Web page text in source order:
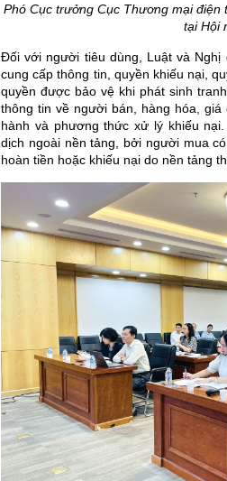
Phó Cục trưởng Cục Thương mại
tại Hội
Đối với người tiêu dùng, Luật và
cung cấp thông tin, quyền khiếu nại,
quyền được bảo vệ khi phát sinh
thông tin về người bán, hàng hóa,
hành và phương thức xử lý khiếu
dịch ngoài nền tảng, bởi người mua
hoàn tiền hoặc khiếu nại do nền tảng